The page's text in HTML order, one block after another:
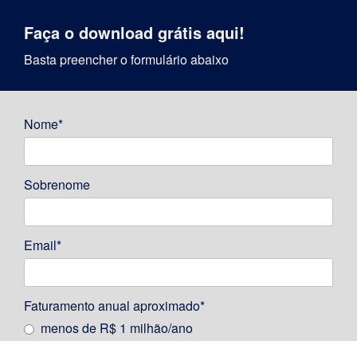
Faça o download grátis aqui!
Basta preencher o formulário abaixo
Nome*
Sobrenome
Email*
Faturamento anual aproximado*
menos de R$ 1 milhão/ano